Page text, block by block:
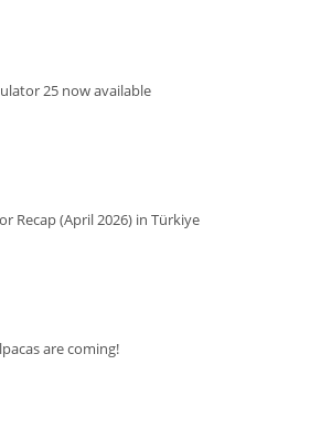
25 now available
Recap (April 2026) in Türkiye
are coming!